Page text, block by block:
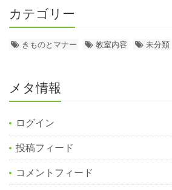
カテゴリー
きものとマナー 教室内容 未分類
メタ情報
ログイン
投稿フィード
コメントフィード